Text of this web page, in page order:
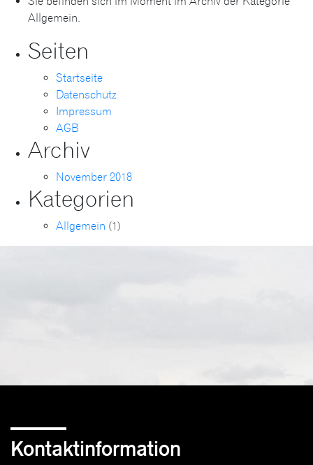
Allgemein.
Seiten
Startseite
Datenschutz
Impressum
AGB
Archiv
November 2018
Kategorien
Allgemein (1)
Kontaktinformation